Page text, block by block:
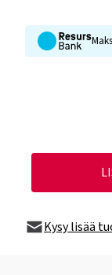
Kysy lisää